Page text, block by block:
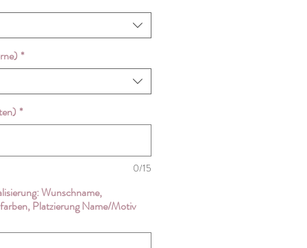
*
*
0/15
Wunschname,
Platzierung Name/Motiv